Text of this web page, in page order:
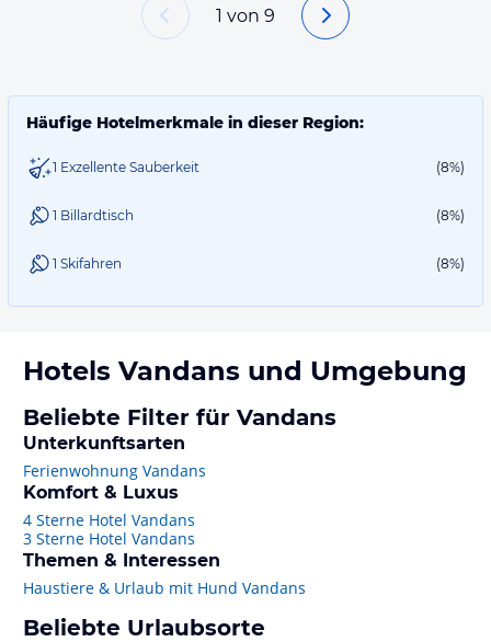
1 von 9
Häufige Hotelmerkmale in dieser Region:
1 Exzellente Sauberkeit (8%)
1 Billardtisch (8%)
1 Skifahren (8%)
Hotels Vandans und Umgebung
Beliebte Filter für Vandans
Unterkunftsarten
Ferienwohnung Vandans
Komfort & Luxus
4 Sterne Hotel Vandans
3 Sterne Hotel Vandans
Themen & Interessen
Haustiere & Urlaub mit Hund Vandans
Beliebte Urlaubsorte